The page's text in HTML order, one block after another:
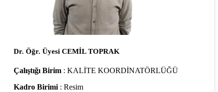
Dr. Öğr. Üyesi CEMİL TOPRAK
Çalıştığı Birim : KALİTE KOORDİNATÖRLÜĞÜ
Kadro Birimi : Resim